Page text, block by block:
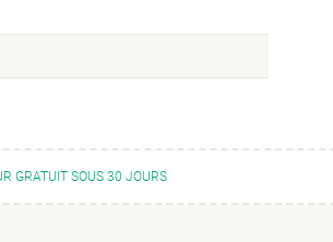
GRATUIT SOUS 30 JOURS